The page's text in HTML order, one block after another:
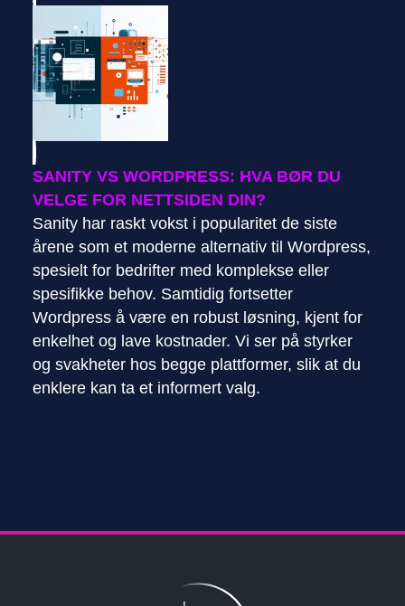
SANITY VS WORDPRESS: HVA BØR DU
VELGE FOR NETTSIDEN DIN?
Sanity har raskt vokst i popularitet de siste
årene som et moderne alternativ til Wordpress,
spesielt for bedrifter med komplekse eller
spesifikke behov. Samtidig fortsetter
Wordpress å være en robust løsning, kjent for
enkelhet og lave kostnader. Vi ser på styrker
og svakheter hos begge plattformer, slik at du
enklere kan ta et informert valg.